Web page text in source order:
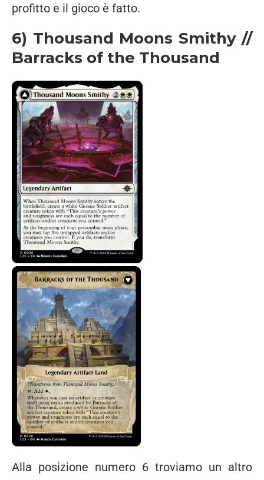
profitto e il gioco è fatto.
6) Thousand Moons Smithy //
Barracks of the Thousand
Alla posizione numero 6 troviamo un altro